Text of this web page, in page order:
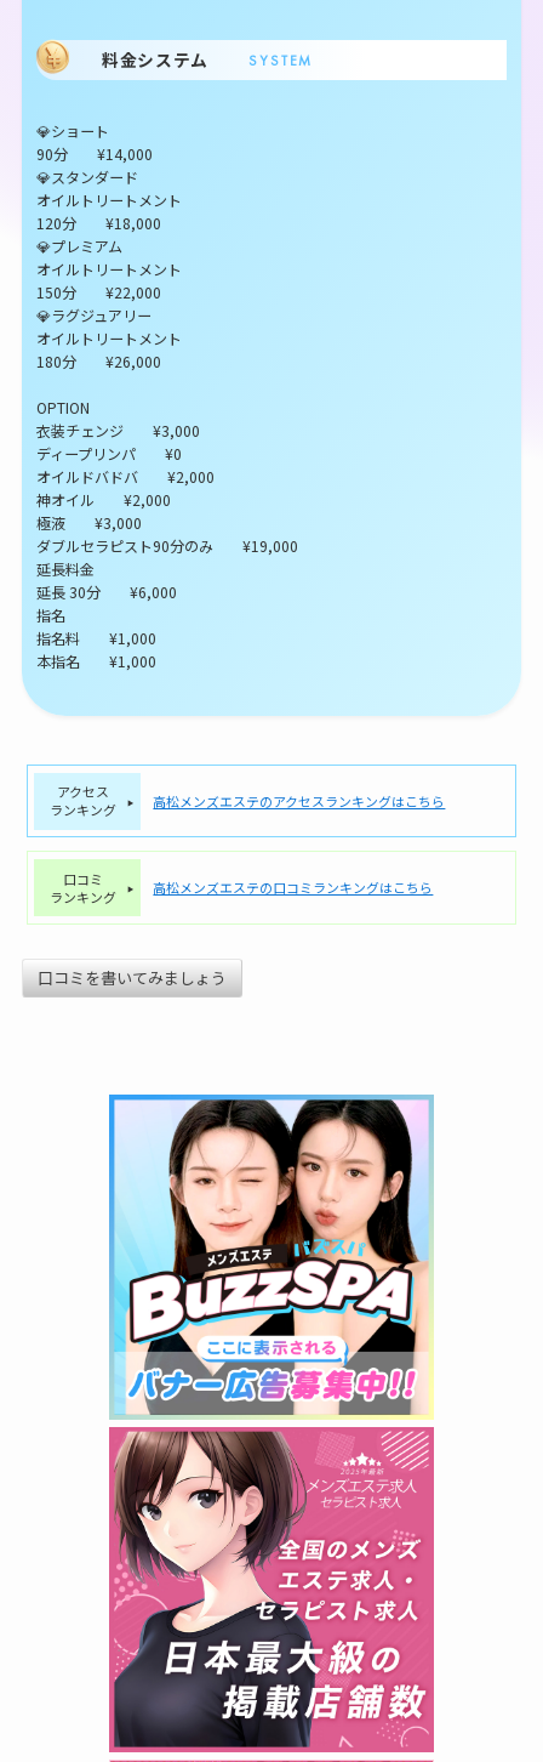
料金システム SYSTEM
💎ショート
90分 ¥14,000
💎スタンダード
オイルトリートメント
120分 ¥18,000
💎プレミアム
オイルトリートメント
150分 ¥22,000
💎ラグジュアリー
オイルトリートメント
180分 ¥26,000
OPTION
衣装チェンジ ¥3,000
ディープリンパ ¥0
オイルドバドバ ¥2,000
神オイル ¥2,000
極液 ¥3,000
ダブルセラピスト90分のみ ¥19,000
延長料金
延長 30分 ¥6,000
指名
指名料 ¥1,000
本指名 ¥1,000
アクセス
ランキング
高松メンズエステのアクセスランキングはこちら
口コミ
ランキング
高松メンズエステの口コミランキングはこちら
口コミを書いてみましょう